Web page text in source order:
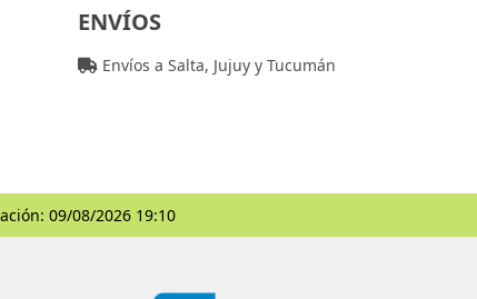
ENVÍOS
Envíos a Salta, Jujuy y Tucumán
09/08/2026 19:10